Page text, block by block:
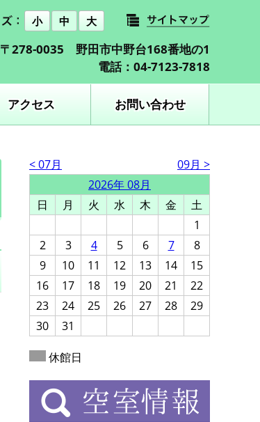
小 中 大
〒278-0035 野田市中野台168番地の1
電話：04-7123-7818
アクセス お問い合わせ
< 07月
09月 >
2026年 08月
日
月 火 水 木 金
土
1
2
3 4 5 6 7
8
9
10 11 12 13 14
15
16
17 18 19 20 21
22
23
24 25 26 27 28
29
30
31
休館日